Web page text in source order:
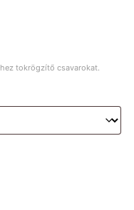
tokrögzítő csavarokat.